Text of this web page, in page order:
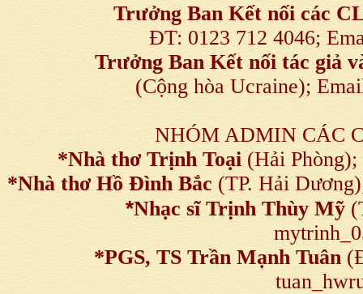
Trưởng Ban Kết nối các
ĐT: 0123 712 4046;
Trưởng Ban Kết nối tác giả
(Cộng hòa Ucraine);
NHÓM ADMIN CÁC
*Nhà thơ Trịnh Toại (Hải
*Nhà thơ Hồ Đình Bắc (TP. Hải
*Nhạc sĩ Trịnh Thùy Mỹ
*PGS, TS Trần Mạnh Tuân